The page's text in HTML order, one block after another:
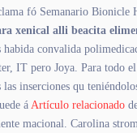
fó Semanario Bionicle
xenical alli beacita
habida convalida
IT pero Joya. Para todo
inserciones qu
á Artículo relacionado
macional. Carolina